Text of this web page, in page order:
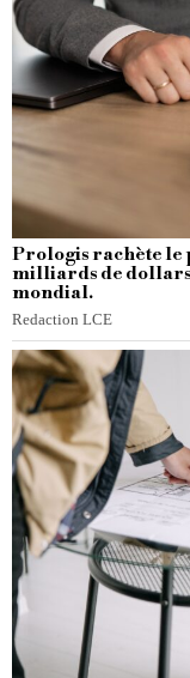
Prologis rachète le
milliards de dollars
mondial.
Redaction LCE